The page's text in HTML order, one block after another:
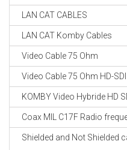
LAN CAT CABLES
LAN CAT Komby Cables
Video Cable 75 Ohm
Video Cable 75 Ohm HD-SDI
KOMBY Video Hybride HD
Coax MIL C17F Radio
Shielded and Not Shielded